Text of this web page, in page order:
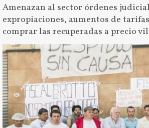
Amenazan al sector órdenes
expropiaciones, aumentos de
comprar las recuperadas a precio vil